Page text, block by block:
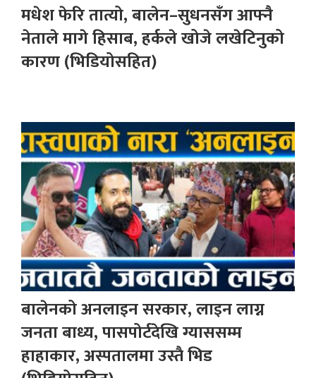
मधेश फेरि तात्यो, बालेन–सुधनसँग आफ्नै
नेताले मागे हिसाब, हर्कले खोजे लखेटिनुको
कारण (भिडियोसहित)
बालेनको अनलाइन सरकार, लाइन लाग्न
जनता बाध्य, पासपोर्टदेखि ग्याससम्म
हाहाकार, अस्पतालमा उस्तै भिड